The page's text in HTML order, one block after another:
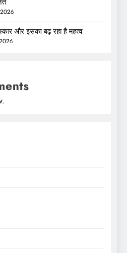
और इसका बढ़ रहा है महत्व